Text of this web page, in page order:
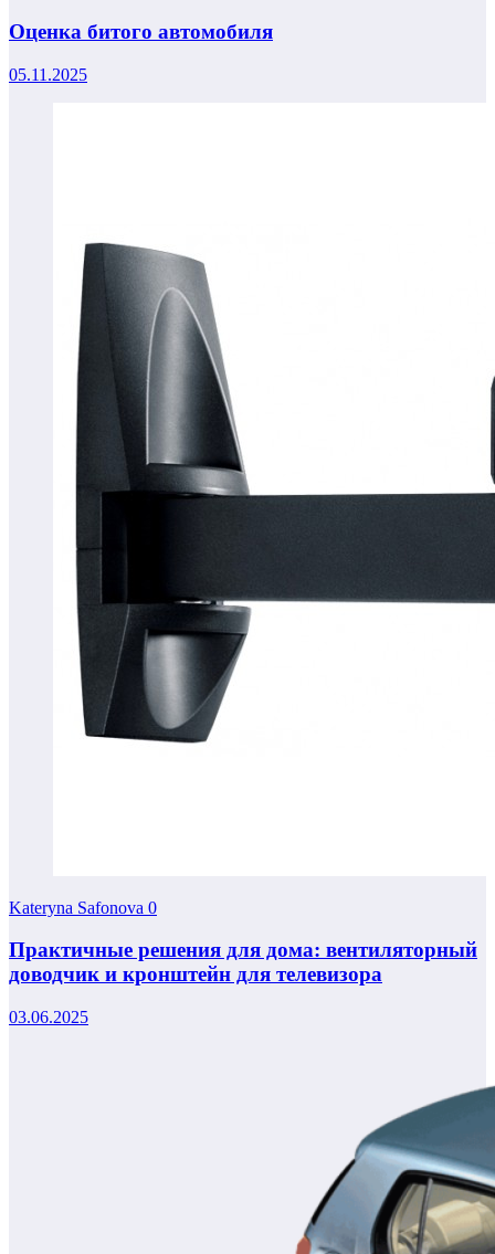
Оценка битого автомобиля
05.11.2025
Kateryna Safonova 0
Практичные решения для дома: вентиляторный
доводчик и кронштейн для телевизора
03.06.2025